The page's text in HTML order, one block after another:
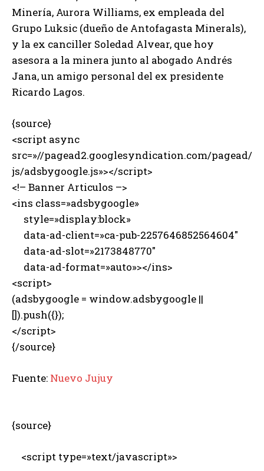
Minería, Aurora Williams, ex empleada del
Grupo Luksic (dueño de Antofagasta Minerals),
y la ex canciller Soledad Alvear, que hoy
asesora a la minera junto al abogado Andrés
Jana, un amigo personal del ex presidente
Ricardo Lagos.
{source}
<script async
src=»//pagead2.googlesyndication.com/pagead/
js/adsbygoogle.js»></script>
<!– Banner Articulos –>
<ins class=»adsbygoogle»
style=»display:block»
data-ad-client=»ca-pub-2257646852564604″
data-ad-slot=»2173848770″
data-ad-format=»auto»></ins>
<script>
(adsbygoogle = window.adsbygoogle ||
[]).push({});
</script>
{/source}
Fuente: Nuevo Jujuy
{source}
<script type=»text/javascript»>